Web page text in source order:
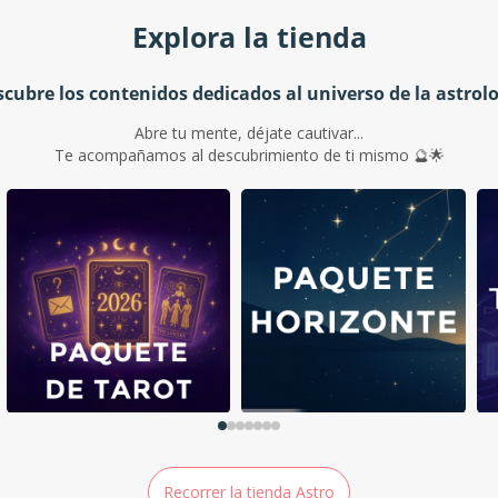
Explora la tienda
los contenidos dedicados al universo de la
Abre tu mente, déjate cautivar...
Te acompañamos al descubrimiento de ti mismo 🔮🌟
Recorrer la tienda Astro